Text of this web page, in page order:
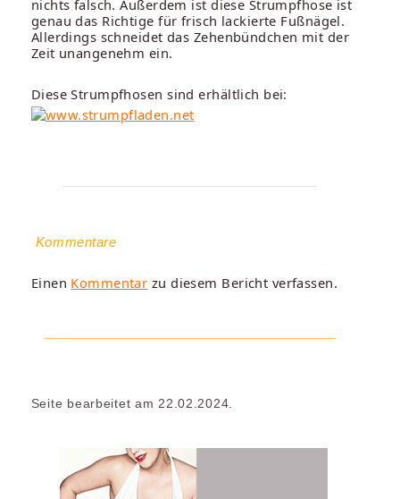
nichts falsch. Außerdem ist diese Strumpfhose ist
genau das Richtige für frisch lackierte Fußnägel.
Allerdings schneidet das Zehenbündchen mit der
Zeit unangenehm ein.
Diese Strumpfhosen sind erhältlich bei:
Kommentare
Einen Kommentar zu diesem Bericht verfassen.
Seite bearbeitet am 22.02.2024.